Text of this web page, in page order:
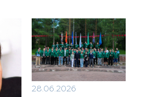
28.06.2026